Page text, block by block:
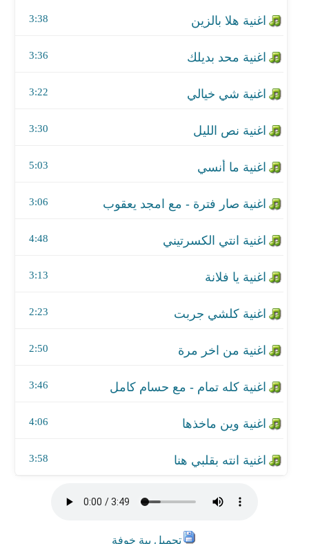
3:38
3:36
3:22
3:30
اغنية ما أنسي
5:03
اغنية صار فترة - مع امجد يعقوب
3:06
4:48
3:13
2:23
اغنية من اخر مرة
2:50
اغنية كله تمام - مع حسام كامل
3:46
اغنية وين ماخذها
4:06
3:58
تحميل بية خوفة